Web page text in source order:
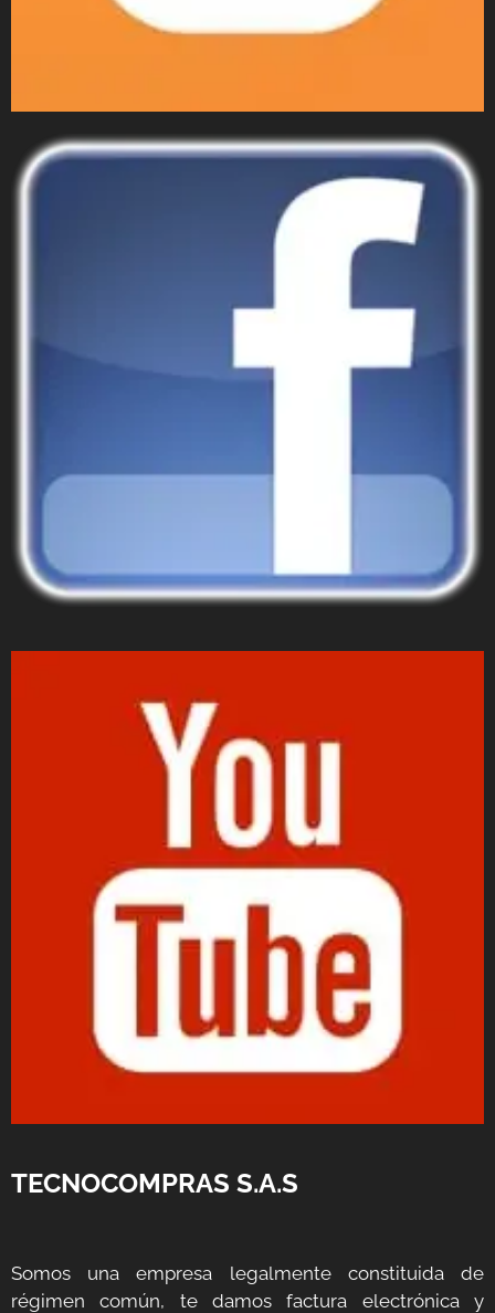
TECNOCOMPRAS S.A.S
Somos una empresa legalmente constituida de
régimen común, te damos factura electrónica y